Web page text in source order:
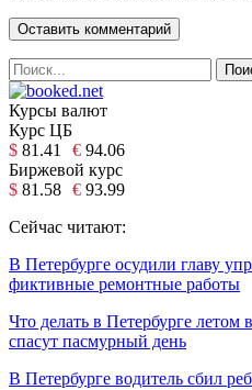
Курсы валют
Курс ЦБ
$ 81.41 € 94.06
Биржевой курс
$ 81.58 € 93.99
Сейчас читают:
В Петербурге осудили главу
фиктивные ремонтные работы
Что делать в Петербурге летом
спасут пасмурный день
В Петербурге водитель сбил